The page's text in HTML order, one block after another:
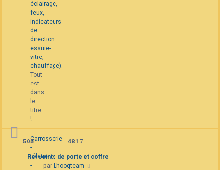
éclairage,
feux,
indicateurs
de
direction,
essuie-
vitre,
chauffage).
Tout
est
dans
le
titre
!
Carrosserie
-
tôlerie
-
505 4817
Re: Joints de porte et coffre
par Lhooqteam